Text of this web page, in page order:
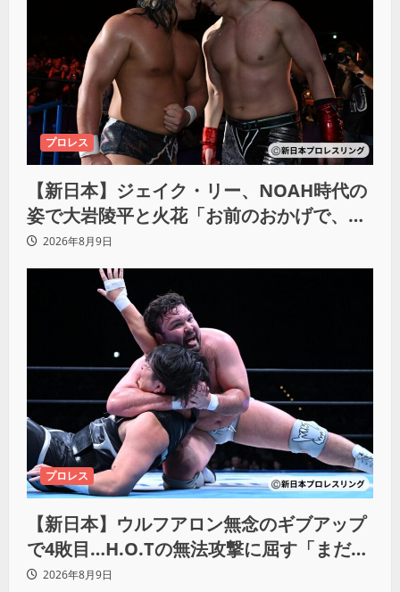
プロレス
【新日本】ジェイク・リー、NOAH時代の
姿で大岩陵平と火花「お前のおかげで、忘
れてたもの思い出したわ」
2026年8月9日
プロレス
【新日本】ウルフアロン無念のギブアップ
で4敗目…H.O.Tの無法攻撃に屈す「まだま
だ俺自身の力はこんなもんだなって」
2026年8月9日